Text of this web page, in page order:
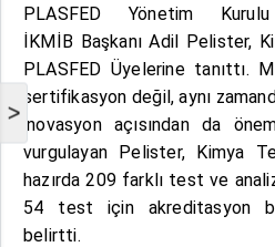
>
PLASFED Yönetim
İKMİB Başkanı Adil Pelister,
PLASFED Üyelerine tanıttı.
sertifikasyon değil, aynı
inovasyon açısından da
vurgulayan Pelister, Kimya
hazırda 209 farklı test ve
54 test için akreditasyon
belirtti.